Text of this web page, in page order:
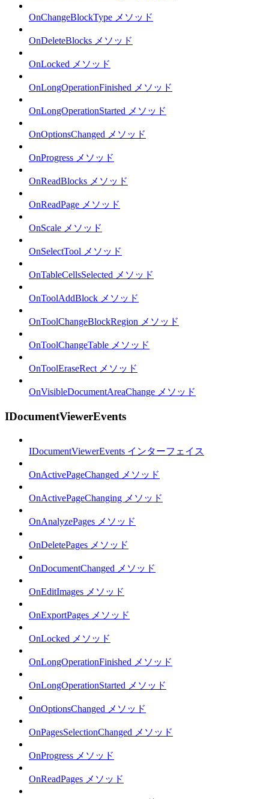
OnChangeBlockType メソッド
OnDeleteBlocks メソッド
OnLocked メソッド
OnLongOperationFinished メソッド
OnLongOperationStarted メソッド
OnOptionsChanged メソッド
OnProgress メソッド
OnReadBlocks メソッド
OnReadPage メソッド
OnScale メソッド
OnSelectTool メソッド
OnTableCellsSelected メソッド
OnToolAddBlock メソッド
OnToolChangeBlockRegion メソッド
OnToolChangeTable メソッド
OnToolEraseRect メソッド
OnVisibleDocumentAreaChange メソッド
IDocumentViewerEvents
IDocumentViewerEvents インターフェイス
OnActivePageChanged メソッド
OnActivePageChanging メソッド
OnAnalyzePages メソッド
OnDeletePages メソッド
OnDocumentChanged メソッド
OnEditImages メソッド
OnExportPages メソッド
OnLocked メソッド
OnLongOperationFinished メソッド
OnLongOperationStarted メソッド
OnOptionsChanged メソッド
OnPagesSelectionChanged メソッド
OnProgress メソッド
OnReadPages メソッド